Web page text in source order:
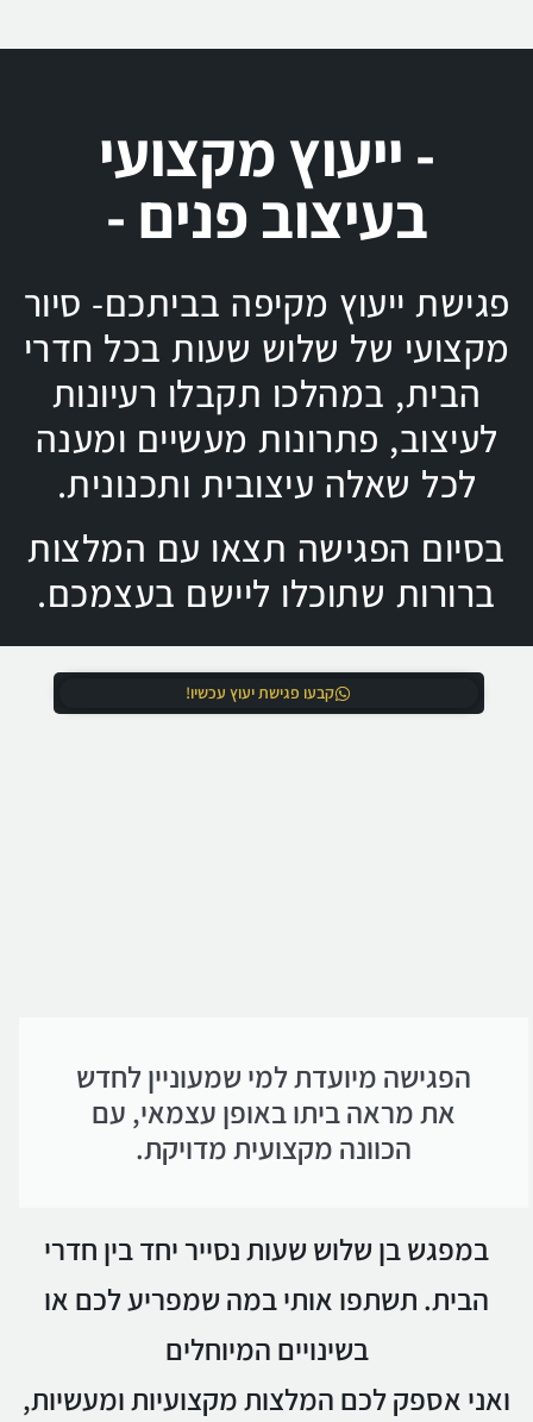
- ייעוץ מקצועי
בעיצוב פנים -
פגישת ייעוץ מקיפה בביתכם- סיור
מקצועי של שלוש שעות בכל חדרי
הבית, במהלכו תקבלו רעיונות
לעיצוב, פתרונות מעשיים ומענה
לכל שאלה עיצובית ותכנונית.
בסיום הפגישה תצאו עם המלצות
ברורות שתוכלו ליישם בעצמכם.
קבעו פגישת יעוץ עכשיו!
הפגישה מיועדת למי שמעוניין לחדש
את מראה ביתו באופן עצמאי, עם
הכוונה מקצועית מדויקת.
במפגש בן שלוש שעות נסייר יחד בין חדרי
הבית. תשתפו אותי במה שמפריע לכם או
בשינויים המיוחלים
ואני אספק לכם המלצות מקצועיות ומעשיות,